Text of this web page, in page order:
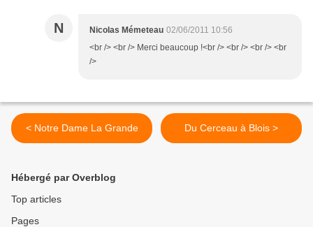
N Nicolas Mémeteau 02/06/2011 10:56
<br /> <br /> Merci beaucoup !<br /> <br /> <br /> <br
/>
< Notre Dame La Grande Du Cerceau à Blois >
Hébergé par Overblog
Top articles
Pages